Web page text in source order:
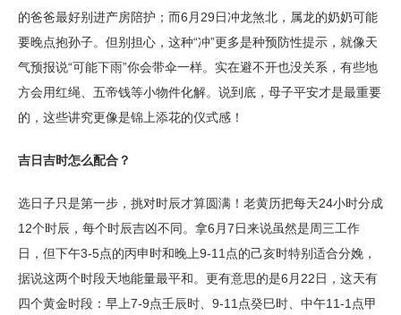
的爸爸最好别进产房陪护；而6月29日冲龙煞北，属龙的奶奶可能
要晚点抱孙子。但别担心，这种“冲”更多是种预防性提示，就像天
气预报说“可能下雨”你会带伞一样。实在避不开也没关系，有些地
方会用红绳、五帝钱等小物件化解。说到底，母子平安才是最重要
的，这些讲究更像是锦上添花的仪式感！
吉日吉时怎么配合？
选日子只是第一步，挑对时辰才算圆满！老黄历把每天24小时分成
12个时辰，每个时辰吉凶不同。拿6月7日来说虽然是周三工作
日，但下午3-5点的丙申时和晚上9-11点的己亥时特别适合分娩，
据说这两个时段天地能量最平和。更有意思的是6月22日，这天有
四个黄金时段：早上7-9点壬辰时、9-11点癸巳时、中午11-1点甲